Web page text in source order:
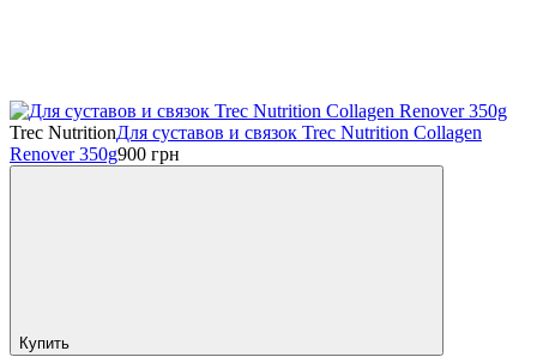
Trec NutritionДля суставов и связок Trec Nutrition Collagen
Renover 350g900 грн
Купить